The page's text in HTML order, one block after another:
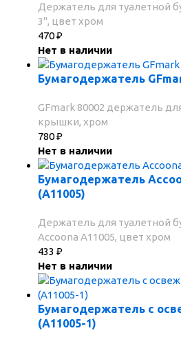
Держатель для туалетной
3", цвет хром
470₽
Нет в наличии
Бумагодержатель
GFmark 80002 держатель
крышки, хром
780₽
Нет в наличии
Бумагодержатель
(А11005)
Держатель для туалетной
Accoona А11005, цвет хром
433 ₽
Нет в наличии
Бумагодержатель с
(A11005-1)